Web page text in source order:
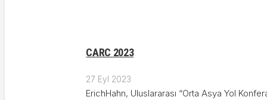
CARC 2023
27 Eyl 2023
ErichHahn, Uluslararası “Orta Asya Yol